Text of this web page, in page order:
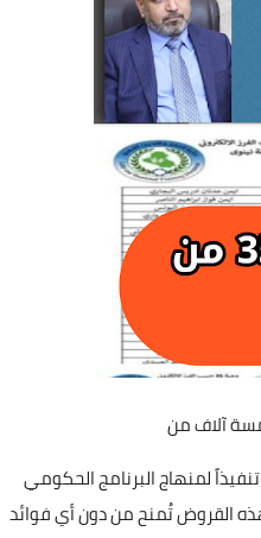
لمنهاج البرنامج الحكومي
القروض تُمنح من دون أي فوائد
علي المالكي